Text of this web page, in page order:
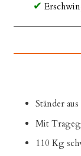
Ständer
Mit
110 Kg